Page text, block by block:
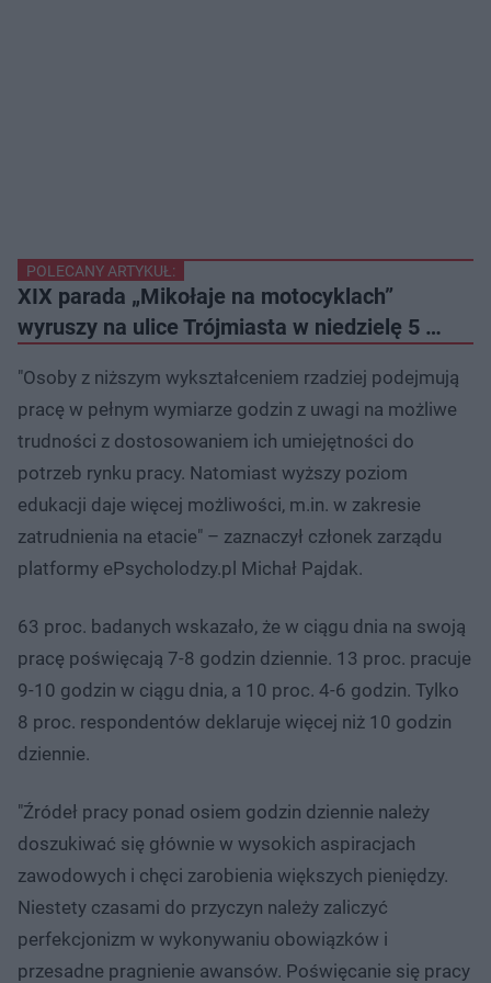
POLECANY ARTYKUŁ:
XIX parada „Mikołaje na motocyklach”
wyruszy na ulice Trójmiasta w niedzielę 5 …
"Osoby z niższym wykształceniem rzadziej podejmują
pracę w pełnym wymiarze godzin z uwagi na możliwe
trudności z dostosowaniem ich umiejętności do
potrzeb rynku pracy. Natomiast wyższy poziom
edukacji daje więcej możliwości, m.in. w zakresie
zatrudnienia na etacie" – zaznaczył członek zarządu
platformy ePsycholodzy.pl Michał Pajdak.
63 proc. badanych wskazało, że w ciągu dnia na swoją
pracę poświęcają 7-8 godzin dziennie. 13 proc. pracuje
9-10 godzin w ciągu dnia, a 10 proc. 4-6 godzin. Tylko
8 proc. respondentów deklaruje więcej niż 10 godzin
dziennie.
"Źródeł pracy ponad osiem godzin dziennie należy
doszukiwać się głównie w wysokich aspiracjach
zawodowych i chęci zarobienia większych pieniędzy.
Niestety czasami do przyczyn należy zaliczyć
perfekcjonizm w wykonywaniu obowiązków i
przesadne pragnienie awansów. Poświęcanie się pracy